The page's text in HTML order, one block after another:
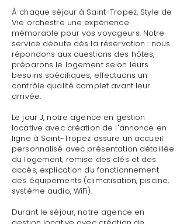
À chaque séjour à Saint-Tropez, Style de
Vie orchestre une expérience
mémorable pour vos voyageurs. Notre
service débute dès la réservation : nous
répondons aux questions des hôtes,
préparons le logement selon leurs
besoins spécifiques, effectuons un
contrôle qualité complet avant leur
arrivée.
Le jour J, notre agence en gestion
locative avec création de l'annonce en
ligne à Saint-Tropez assure un accueil
personnalisé avec présentation détaillée
du logement, remise des clés et des
accès, explication du fonctionnement
des équipements (climatisation, piscine,
système audio, WiFi).
Durant le séjour, notre agence en